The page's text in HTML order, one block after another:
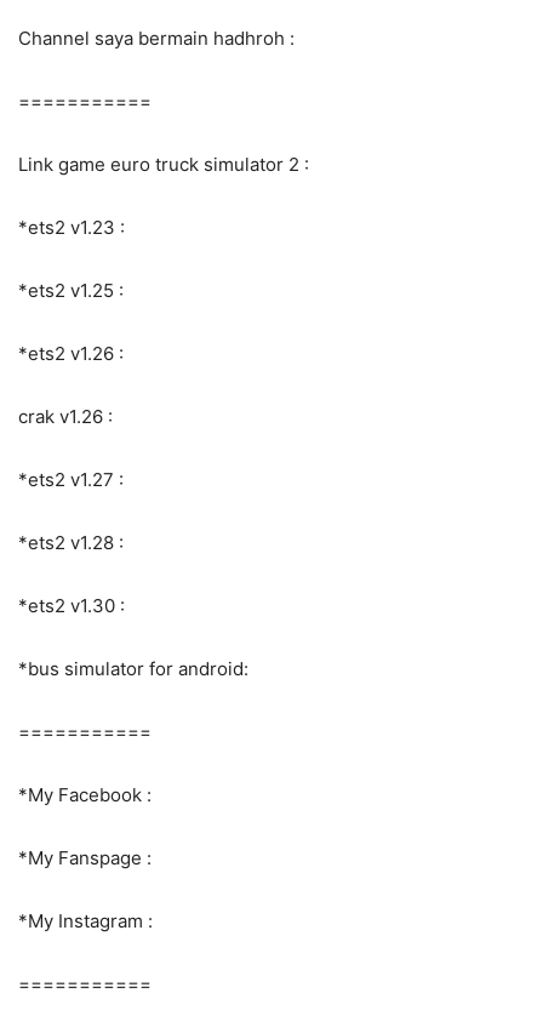
Channel saya bermain hadhroh :
===========
Link game euro truck simulator 2 :
*ets2 v1.23 :
*ets2 v1.25 :
*ets2 v1.26 :
crak v1.26 :
*ets2 v1.27 :
*ets2 v1.28 :
*ets2 v1.30 :
*bus simulator for android:
===========
*My Facebook :
*My Fanspage :
*My Instagram :
===========